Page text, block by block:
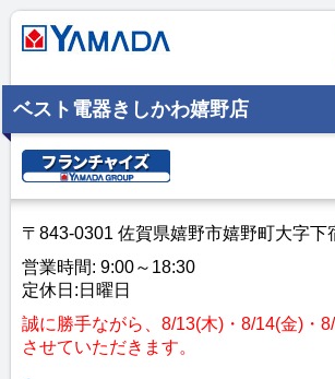
ベスト電器きしかわ嬉野店
〒843-0301 佐賀県嬉野市嬉野町大字下
営業時間: 9:00～18:30
定休日:日曜日
誠に勝手ながら、8/13(木)・8/14(金)・
させていただきます。